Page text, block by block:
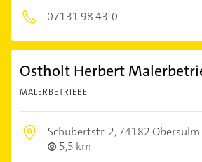
07131 98 43-0
Ostholt Herbert
MALERBETRIEBE
Schubertstr. 2,74182 Obersulm
5,5 km